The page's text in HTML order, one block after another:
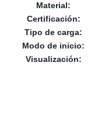
Material:
Certificación:
Tipo de carga:
Modo de inicio:
Visualización: